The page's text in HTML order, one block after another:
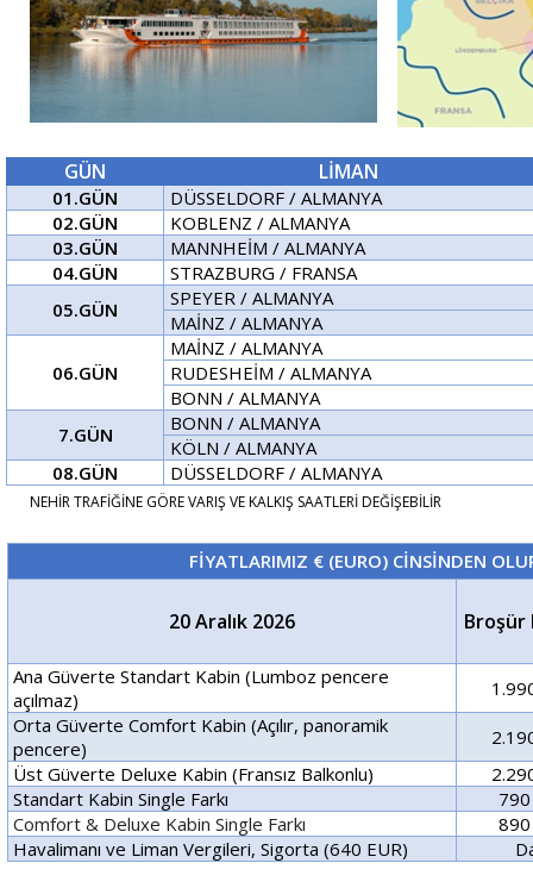
GÜN LİMAN
01.GÜN
DÜSSELDORF / ALMANYA
02.GÜN
KOBLENZ / ALMANYA
03.GÜN
MANNHEİM / ALMANYA
04.GÜN
STRAZBURG / FRANSA
05.GÜN
SPEYER / ALMANYA
MAİNZ / ALMANYA
06.GÜN
MAİNZ / ALMANYA
RUDESHEİM / ALMANYA
BONN / ALMANYA
7.GÜN
BONN / ALMANYA
KÖLN / ALMANYA
08.GÜN
DÜSSELDORF / ALMANYA
NEHİR TRAFİĞİNE GÖRE VARIŞ VE KALKIŞ SAATLERİ DEĞİŞEBİLİR
FİYATLARIMIZ € (EURO) CİNSİNDEN
20 Aralık 2026 Broşür
Ana Güverte Standart Kabin(Lumboz pencere
açılmaz)
Orta Güverte Comfort Kabin (Açılır, panoramik
pencere)
Üst Güverte Deluxe Kabin (Fransız Balkonlu)
Standart Kabin Single Farkı
Comfort & Deluxe Kabin Single Farkı
890
Havalimanı ve Liman Vergileri, Sigorta (640 EUR)